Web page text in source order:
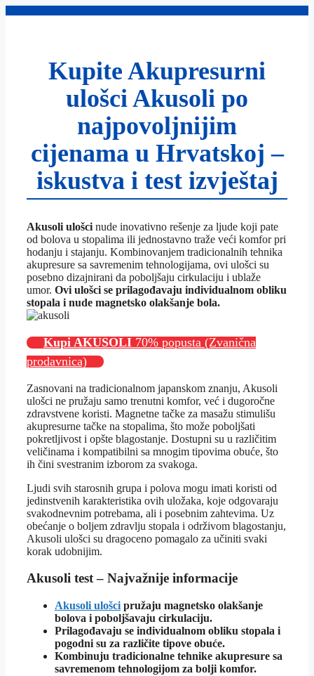
Kupite Akupresurni
ulošci Akusoli po
najpovoljnijim
cijenama u Hrvatskoj –
iskustva i test izvještaj
Akusoli ulošci nude inovativno rešenje za ljude koji pate
od bolova u stopalima ili jednostavno traže veći komfor pri
hodanju i stajanju. Kombinovanjem tradicionalnih tehnika
akupresure sa savremenim tehnologijama, ovi ulošci su
posebno dizajnirani da poboljšaju cirkulaciju i ublaže
umor. Ovi ulošci se prilagođavaju individualnom obliku
stopala i nude magnetsko olakšanje bola.
Kupi AKUSOLI 70% popusta (Zvanična
prodavnica)
Zasnovani na tradicionalnom japanskom znanju, Akusoli
ulošci ne pružaju samo trenutni komfor, već i dugoročne
zdravstvene koristi. Magnetne tačke za masažu stimulišu
akupresurne tačke na stopalima, što može poboljšati
pokretljivost i opšte blagostanje. Dostupni su u različitim
veličinama i kompatibilni sa mnogim tipovima obuće, što
ih čini svestranim izborom za svakoga.
Ljudi svih starosnih grupa i polova mogu imati koristi od
jedinstvenih karakteristika ovih uložaka, koje odgovaraju
svakodnevnim potrebama, ali i posebnim zahtevima. Uz
obećanje o boljem zdravlju stopala i održivom blagostanju,
Akusoli ulošci su dragoceno pomagalo za učiniti svaki
korak udobnijim.
Akusoli test – Najvažnije informacije
Akusoli ulošci pružaju magnetsko olakšanje
bolova i poboljšavaju cirkulaciju.
Prilagođavaju se individualnom obliku stopala i
pogodni su za različite tipove obuće.
Kombinuju tradicionalne tehnike akupresure sa
savremenom tehnologijom za bolji komfor.